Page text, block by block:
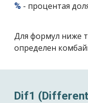
% - процентая
Для формул ниже
определен
Dif1